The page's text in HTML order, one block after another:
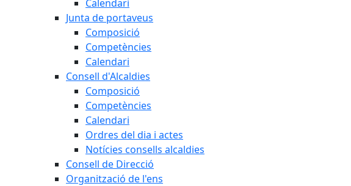
Calendari
Junta de portaveus
Composició
Competències
Calendari
Consell d'Alcaldies
Composició
Competències
Calendari
Ordres del dia i actes
Notícies consells alcaldies
Consell de Direcció
Organització de l'ens